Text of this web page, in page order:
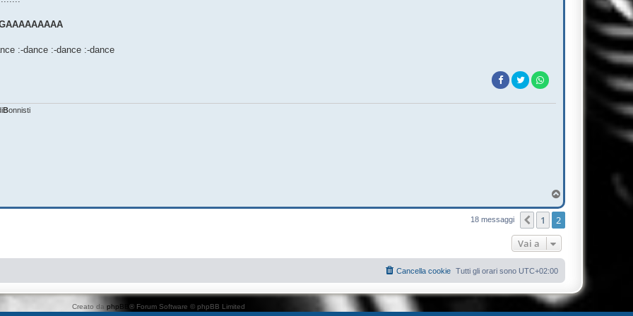
:-dance :-dance :-dance
Bonnisti
o
p
18 messaggi Precedente
1 2
Vai a
Tutti gli orari sono UTC+02:00
Cancella cookie
Creato da phpBB ® Forum Software © phpBB Limited